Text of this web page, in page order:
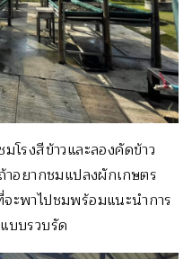
โรงสีข้าวและลองคัดข้าว
อยากชมแปลงผักเกษตร
พาไปชมพร้อมแนะนำการ
บบรวบรัด